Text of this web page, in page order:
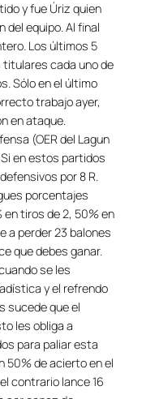
y fue Úriz quien
del equipo. Al final
Los últimos 5
cada uno de
Sólo en el último
trabajo ayer,
en ataque.
(OER del Lagun
en estos partidos
por 8 R.
porcentajes
en tiros de 2, 50% en
a perder 23 balones
que debes ganar.
se les
y el refrendo
sucede que el
les obliga a
para paliar esta
50% de acierto en el
contrario lance 16